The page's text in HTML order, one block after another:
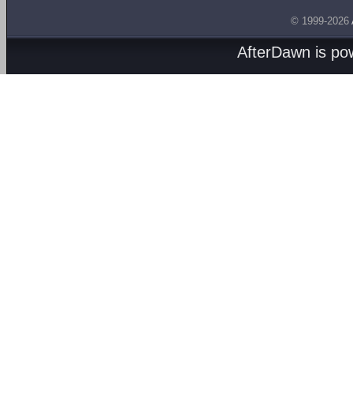
© 1999-2026
AfterDawn is